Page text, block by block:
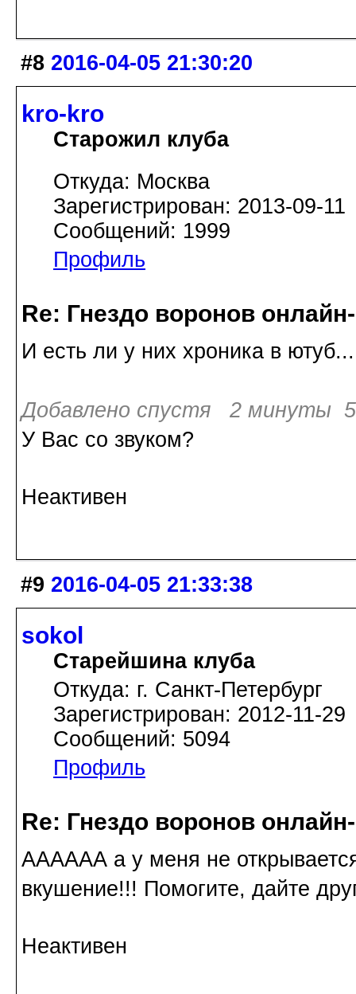
#8 2016-04-05 21:30:20
kro-kro
Старожил клуба
Откуда: Москва
Зарегистрирован: 2013-09-11
Сообщений: 1999
Профиль
Re: Гнездо воронов
И есть ли у них хроника в
Добавлено спустя 2 минуты 5
У Вас со звуком?
Неактивен
#9 2016-04-05 21:33:38
sokol
Старейшина клуба
Откуда: г. Санкт-Петербург
Зарегистрирован: 2012-11-29
Сообщений: 5094
Профиль
Re: Гнездо воронов
АААААА а у меня не
вкушение!!! Помогите, дайте
Неактивен